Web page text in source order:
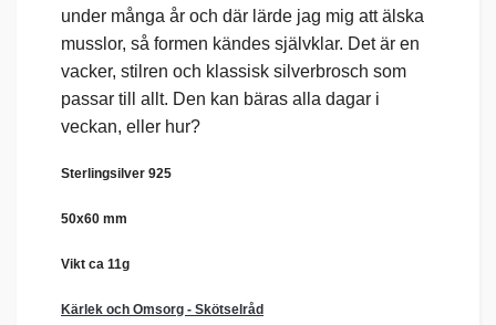
under många år och där lärde jag mig att älska
musslor, så formen kändes självklar. Det är en
vacker, stilren och klassisk silverbrosch som
passar till allt. Den kan bäras alla dagar i
veckan, eller hur?
Sterlingsilver 925
50x60 mm
Vikt ca 11g
Kärlek och Omsorg - Skötselråd